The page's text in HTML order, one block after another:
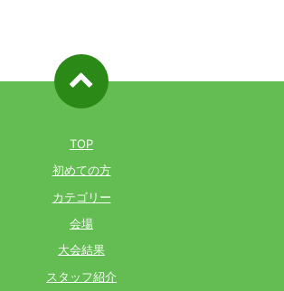
TOP
初めての方
カテゴリー
会場
大会結果
スタッフ紹介